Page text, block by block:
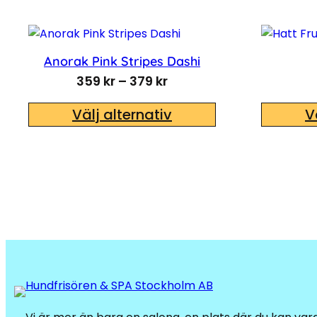
Anorak Pink Stripes Dashi
359 kr – 379 krPrisintervall: 359 kr till
Välj alternativ